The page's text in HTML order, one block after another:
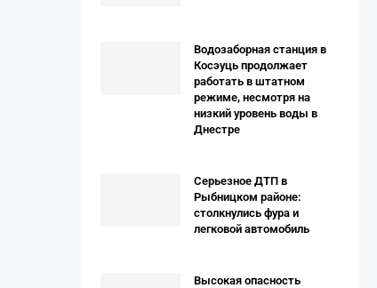
Водозаборная станция в
Косэуць продолжает
работать в штатном
режиме, несмотря на
низкий уровень воды в
Днестре
Серьезное ДТП в
Рыбницком районе:
столкнулись фура и
легковой автомобиль
Высокая опасность